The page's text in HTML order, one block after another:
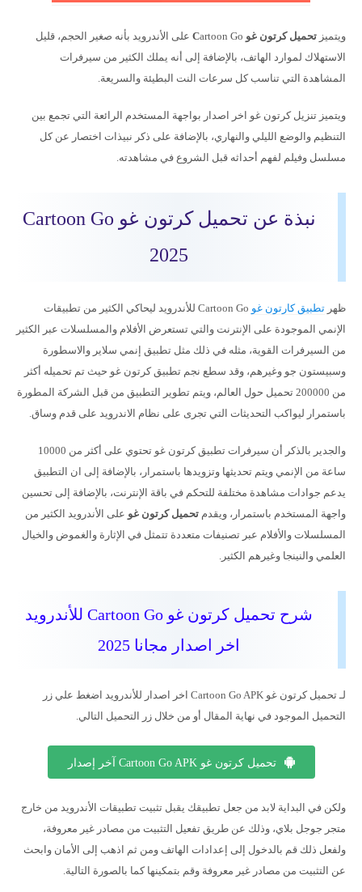
ويتميز تحميل كرتون غو C
artoon Go على الأندرويد بأنه صغير الحجم، قليل
الاستهلاك لموارد الهاتف، بالإضافة إلى أنه يملك الكثير من سيرفرات
المشاهدة التي تناسب كل سرعات النت البطيئة والسريعة.
ويتميز تنزيل كرتون غو اخر اصدار بواجهة المستخدم الرائعة التي تجمع بين
التنظيم والوضع الليلي والنهاري، بالإضافة على ذكر نبيذات اختصار عن كل
مسلسل وفيلم لفهم أحداثه قبل الشروع في مشاهدته.
نبذة عن تحميل كرتون غو Cartoon Go
2025
ظهر تطبيق كارتون غو
Cartoon Go للأندرويد ليحاكي الكثير من تطبيقات
الإنمي الموجودة على الإنترنت والتي تستعرض الأفلام والمسلسلات عبر الكثير
من السيرفرات القوية، مثله في ذلك مثل تطبيق إنمي سلاير والاسطورة
وسبيستون جو وغيرهم، وقد سطع نجم تطبيق كرتون غو حيث تم تحميله أكثر
من 200000 تحميل حول العالم، ويتم تطوير التطبيق من قبل الشركة المطورة
باستمرار ليواكب التحديثات التي تجرى على نظام الاندرويد على قدم وساق.
والجدير بالذكر أن سيرفرات تطبيق كرتون غو تحتوي على أكثر من 10000
ساعة من الإنمي ويتم تحديثها وتزويدها باستمرار، بالإضافة إلى ان التطبيق
يدعم جوادات مشاهدة مختلفة للتحكم في باقة الإنترنت، بالإضافة إلى تحسين
واجهة المستخدم باستمرار، ويقدم تحميل كرتون غو على الأندرويد الكثير من
المسلسلات والأفلام عبر تصنيفات متعددة تتمثل في الإثارة والغموض والخيال
العلمي والنينجا وغيرهم الكثير.
شرح تحميل كرتون غو Cartoon Go للأندرويد
اخر اصدار مجانا 2025
لـ تحميل كرتون غو Cartoon Go APK اخر اصدار للأندرويد اضغط علي زر
التحميل الموجود في نهاية المقال أو من خلال زر التحميل التالي.
تحميل كرتون غو Cartoon Go APK آخر إصدار
ولكن في البداية لابد من جعل تطبيقك يقبل تثبيت تطبيقات الأندرويد من خارج
متجر جوجل بلاي، وذلك عن طريق تفعيل التثبيت من مصادر غير معروفة،
ولفعل ذلك قم بالدخول إلى إعدادات الهاتف ومن ثم اذهب إلى الأمان وابحث
عن التثبيت من مصادر غير معروفة وقم بتمكينها كما بالصورة التالية.